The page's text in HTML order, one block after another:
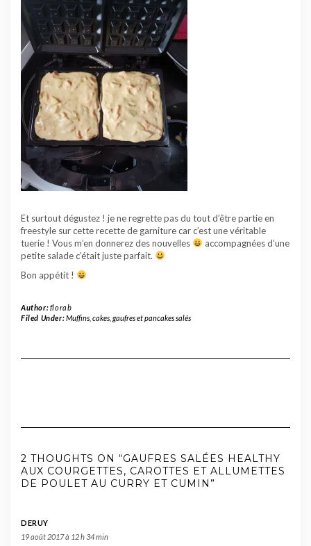
Et surtout dégustez ! je ne regrette pas du tout d’être partie en
freestyle sur cette recette de garniture car c’est une véritable
tuerie ! Vous m’en donnerez des nouvelles
accompagnées d’une
petite salade c’était juste parfait.
Bon appétit !
Author:florab
Filed Under:Muffins, cakes, gaufres et pancakes salés
2 THOUGHTS ON “GAUFRES SALÉES HEALTHY
AUX COURGETTES, CAROTTES ET ALLUMETTES
DE POULET AU CURRY ET CUMIN”
DERUY
19 août 2017 à 12 h 34 min